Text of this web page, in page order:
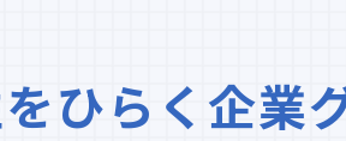
ひらく企業